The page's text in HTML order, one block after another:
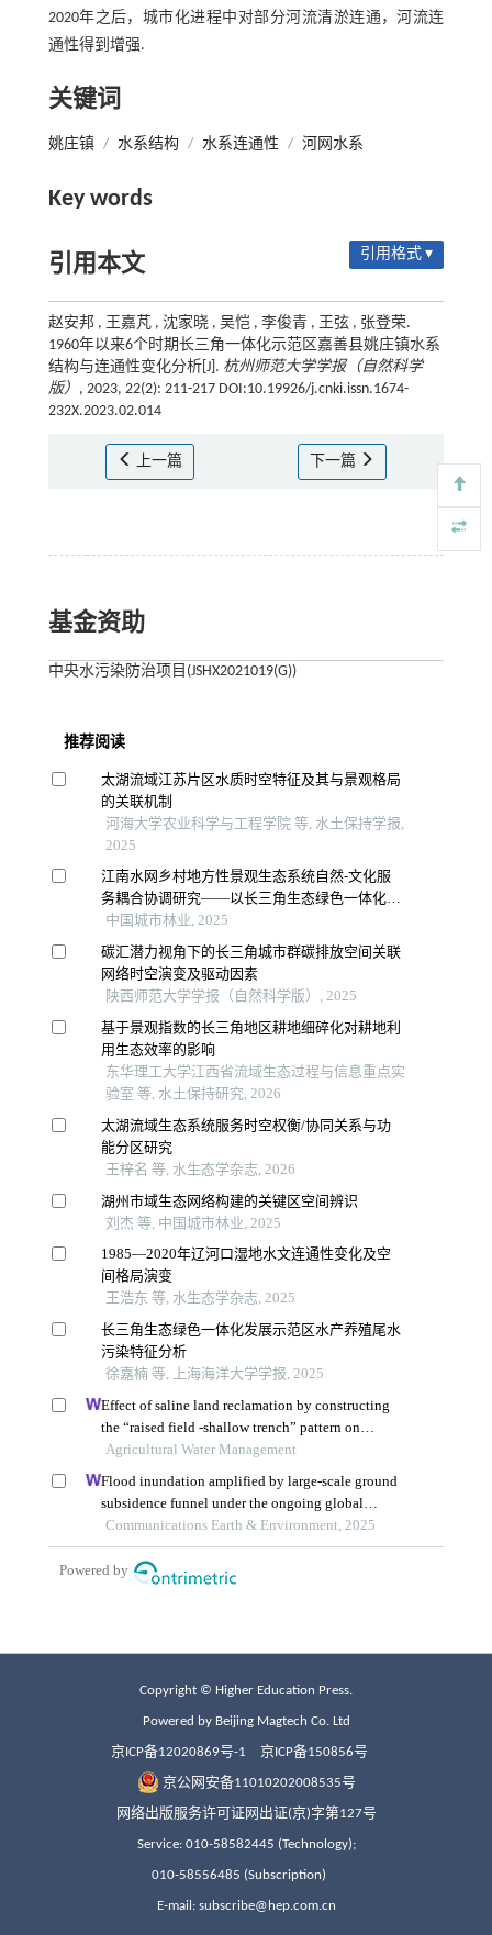
2020年之后，城市化进程中对部分河流清淤连通，河流连
通性得到增强.
关键词
姚庄镇 / 水系结构 / 水系连通性 / 河网水系
Key words
引用本文 引用格式 ▾
赵安邦 , 王嘉芃 , 沈家晓 , 吴恺 , 李俊青 , 王弦 , 张登荣.
1960年以来6个时期长三角一体化示范区嘉善县姚庄镇水系
结构与连通性变化分析[J]. 杭州师范大学学报（自然科学
版） , 2023, 22(2): 211-217 DOI:10.19926/j.cnki.issn.1674-
232X.2023.02.014
上一篇 下一篇
基金资助
中央水污染防治项目(JSHX2021019(G))
Copyright © Higher Education Press.
Powered by Beijing Magtech Co. Ltd
京ICP备12020869号-1 京ICP备150856号
京公网安备11010202008535号
网络出版服务许可证网出证(京)字第127号
Service: 010-58582445 (Technology);
010-58556485 (Subscription)
E-mail: subscribe@hep.com.cn